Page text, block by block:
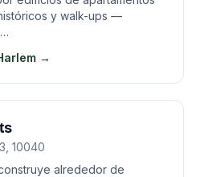
y walk-ups —
→
10040
alrededor de